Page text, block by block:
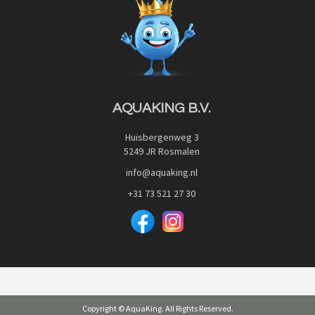
Privacy Policy
Veilig betalen met:
Advies
Red Label Filter Series
Nishikigoi-Ô
JPD Japan Pet Design
AQUAKING B.V.
Huisbergenweg 3
5249 JR Rosmalen
info@aquaking.nl
+31 73 521 27 30
Copyright © AquaKing. All Rights Reserved.